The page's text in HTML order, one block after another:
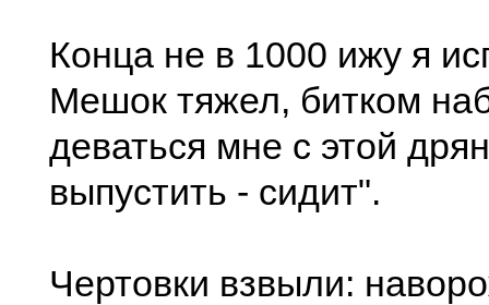
Конца не в 1000 ижу я
Мешок тяжел, битком
деваться мне с этой
выпустить - сидит".
Чертовки взвыли: